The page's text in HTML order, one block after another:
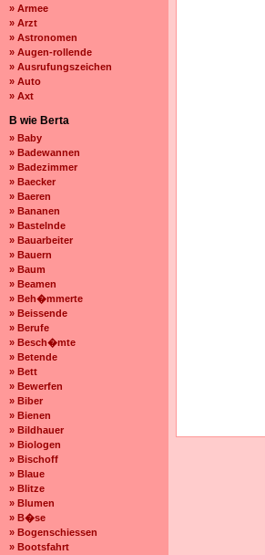
» Armee
» Arzt
» Astronomen
» Augen-rollende
» Ausrufungszeichen
» Auto
» Axt
B wie Berta
» Baby
» Badewannen
» Badezimmer
» Baecker
» Baeren
» Bananen
» Bastelnde
» Bauarbeiter
» Bauern
» Baum
» Beamen
» Beh�mmerte
» Beissende
» Berufe
» Besch�mte
» Betende
» Bett
» Bewerfen
» Biber
» Bienen
» Bildhauer
» Biologen
» Bischoff
» Blaue
» Blitze
» Blumen
» B�se
» Bogenschiessen
» Bootsfahrt